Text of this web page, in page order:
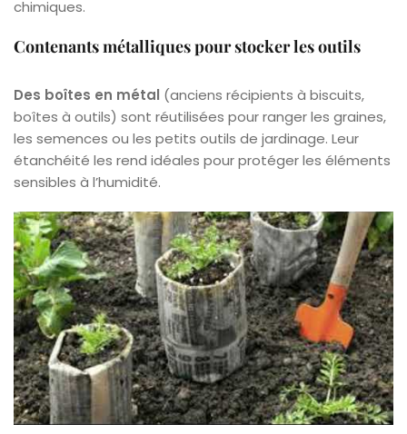
chimiques.
Contenants métalliques pour stocker les outils
Des boîtes en métal (anciens récipients à biscuits,
boîtes à outils) sont réutilisées pour ranger les graines,
les semences ou les petits outils de jardinage. Leur
étanchéité les rend idéales pour protéger les éléments
sensibles à l’humidité.